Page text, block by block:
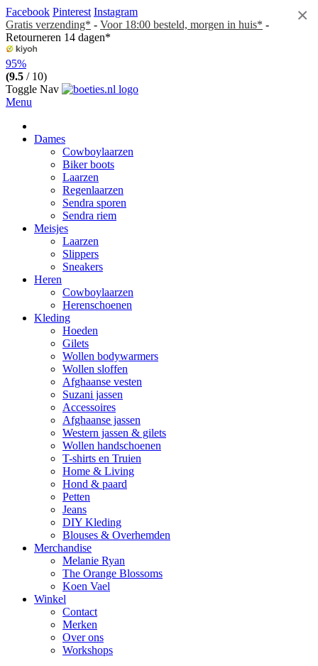
Facebook Pinterest Instagram
Gratis verzending* - Voor 18:00 besteld, morgen in huis* -
Retourneren 14 dagen*
95%
(9.5 / 10)
Toggle Nav
Menu
Dames
Cowboylaarzen
Biker boots
Laarzen
Regenlaarzen
Sendra sporen
Sendra riem
Meisjes
Laarzen
Slippers
Sneakers
Heren
Cowboylaarzen
Herenschoenen
Kleding
Hoeden
Gilets
Wollen bodywarmers
Wollen sloffen
Afghaanse vesten
Suzani jassen
Accessoires
Afghaanse jassen
Western jassen & gilets
Wollen handschoenen
T-shirts en Truien
Home & Living
Hond & paard
Petten
Jeans
DIY Kleding
Blouses & Overhemden
Merchandise
Melanie Ryan
The Orange Blossoms
Koen Vael
Winkel
Contact
Merken
Over ons
Workshops
×